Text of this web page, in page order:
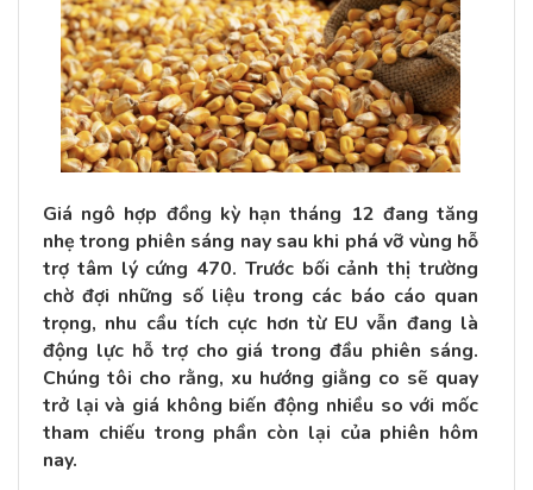
Giá ngô hợp đồng kỳ hạn tháng 12 đang tăng
nhẹ trong phiên sáng nay sau khi phá vỡ vùng hỗ
trợ tâm lý cứng 470. Trước bối cảnh thị trường
chờ đợi những số liệu trong các báo cáo quan
trọng, nhu cầu tích cực hơn từ EU vẫn đang là
động lực hỗ trợ cho giá trong đầu phiên sáng.
Chúng tôi cho rằng, xu hướng giằng co sẽ quay
trở lại và giá không biến động nhiều so với mốc
tham chiếu trong phần còn lại của phiên hôm
nay.